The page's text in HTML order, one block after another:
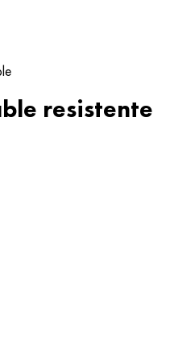
resistente